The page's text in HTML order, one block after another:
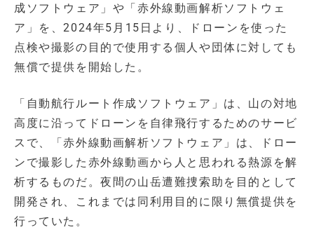
成ソフトウェア」や「赤外線動画解析ソフトウェ
ア」を、2024年5月15日より、ドローンを使った
点検や撮影の目的で使用する個人や団体に対しても
無償で提供を開始した。
「自動航行ルート作成ソフトウェア」は、山の対地
高度に沿ってドローンを自律飛行するためのサービ
スで、「赤外線動画解析ソフトウェア」は、ドロー
ンで撮影した赤外線動画から人と思われる熱源を解
析するものだ。夜間の山岳遭難捜索助を目的として
開発され、これまでは同利用目的に限り無償提供を
行っていた。